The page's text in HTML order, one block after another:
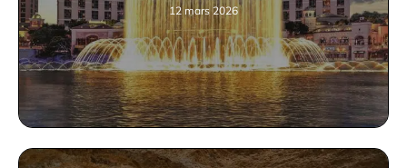
12 mars 2026